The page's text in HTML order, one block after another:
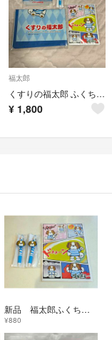
福太郎
くすりの福太郎 ふくちゃん オリジナルグッズ 非売品 4点set レア
¥ 1,800
新品 福太郎ふくちゃん ボールペン2本＋ノート セット
¥880